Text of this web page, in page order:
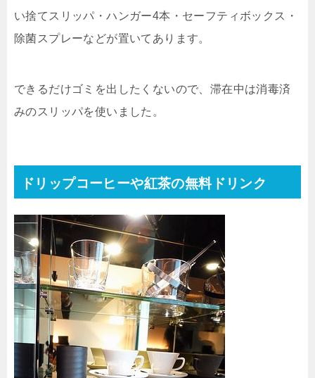
い捨てスリッパ・ハンガー4本・セーフティボックス・
除菌スプレーなどが置いてあります。
できるだけゴミを出したくないので、滞在中は消毒済
みのスリッパを使いました。
ドリップコーヒーや紅茶の無料ドリンク